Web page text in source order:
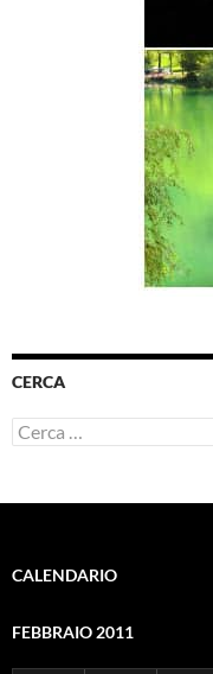
CERCA
Ricerca
per:
CALENDARIO
FEBBRAIO 2011